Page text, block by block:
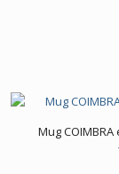
Mug